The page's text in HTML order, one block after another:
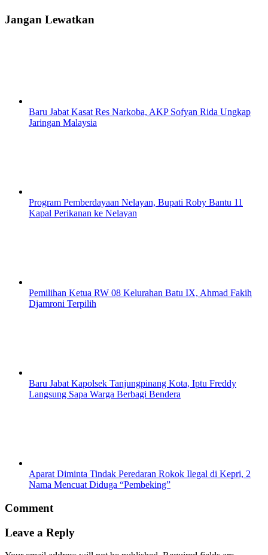
Jangan Lewatkan
Baru Jabat Kasat Res Narkoba, AKP Sofyan Rida Ungkap
Jaringan Malaysia
Program Pemberdayaan Nelayan, Bupati Roby Bantu 11
Kapal Perikanan ke Nelayan
Pemilihan Ketua RW 08 Kelurahan Batu IX, Ahmad Fakih
Djamroni Terpilih
Baru Jabat Kapolsek Tanjungpinang Kota, Iptu Freddy
Langsung Sapa Warga Berbagi Bendera
Aparat Diminta Tindak Peredaran Rokok Ilegal di Kepri, 2
Nama Mencuat Diduga “Pembeking”
Comment
Leave a Reply